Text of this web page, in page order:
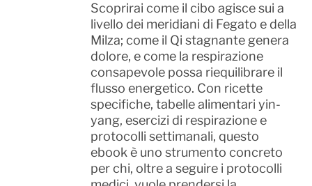
Scoprirai come il cibo agisce sui a
livello dei meridiani di Fegato e della
Milza; come il Qi stagnante genera
dolore, e come la respirazione
consapevole possa riequilibrare il
flusso energetico. Con ricette
specifiche, tabelle alimentari yin-
yang, esercizi di respirazione e
protocolli settimanali, questo
ebook è uno strumento concreto
per chi, oltre a seguire i protocolli